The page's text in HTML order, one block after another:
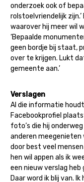
onderzoek ook of
rolstoelvriendelijk
waarover hij meer wil
‘Bepaalde
geen bordje bij staat,
over te krijgen. Lukt
gemeente aan.’
Verslagen
Al die informatie
Facebookprofiel
foto’s die hij
anderen meegenieten
door best veel
hen wil appen als ik
een nieuw verslag
Daar word ik blij van.